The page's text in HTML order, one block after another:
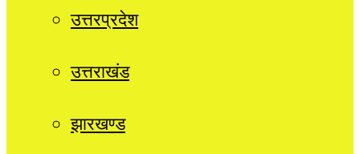
उत्तरप्रदेश
उत्तराखंड
झारखण्ड